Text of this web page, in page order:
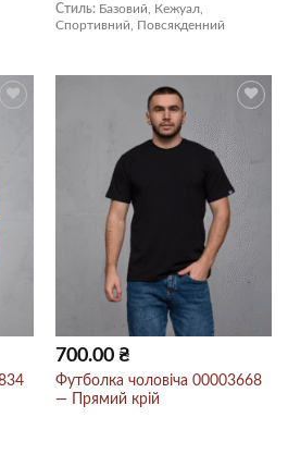
Стиль: Базовий, Кежуал,
Спортивний, Повсякденний
700.00 ₴
Футболка чоловіча 00003668
— Прямий крій